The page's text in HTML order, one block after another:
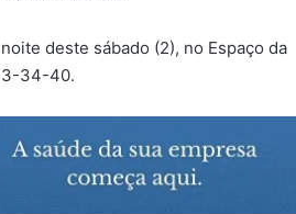
deste sábado (2), no Espaço da
34-40.